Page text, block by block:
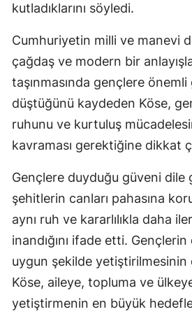
kutladıklarını söyledi.
Cumhuriyetin milli ve manevi
çağdaş ve modern bir
taşınmasında gençlere
düştüğünü kaydeden Köse,
ruhunu ve kurtuluş
kavraması gerektiğine dikkat
Gençlere duyduğu güveni dile
şehitlerin canları pahasına
aynı ruh ve kararlılıkla daha
inandığını ifade etti.
uygun şekilde yetiştirilmesinin
Köse, aileye, topluma ve
yetiştirmenin en büyük